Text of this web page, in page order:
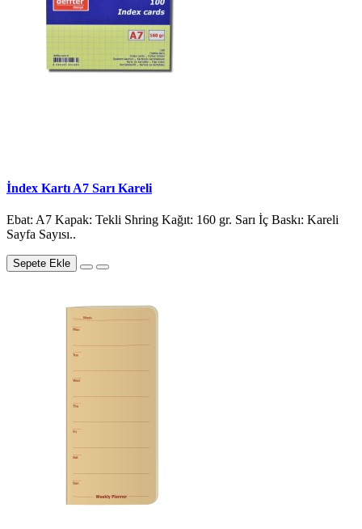
İndex Kartı A7 Sarı Kareli
Ebat: A7 Kapak: Tekli Shring Kağıt: 160 gr. Sarı İç Baskı: Kareli
Sayfa Sayısı..
Sepete Ekle